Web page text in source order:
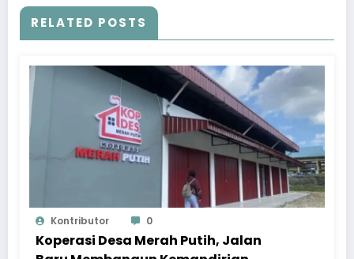
RELATED POSTS
Kontributor 0
Koperasi Desa Merah Putih, Jalan